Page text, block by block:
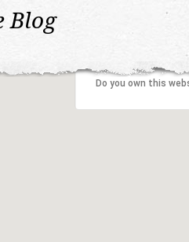
Blog
Do you own this